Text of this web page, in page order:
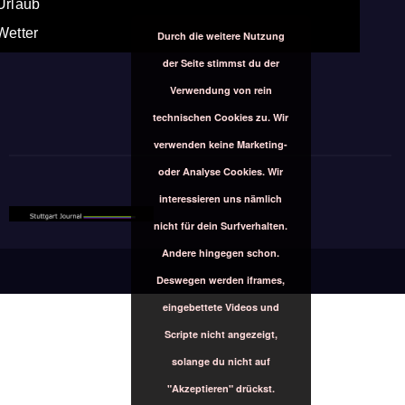
Durch die weitere Nutzung
der Seite stimmst du der
Verwendung von rein
technischen Cookies zu. Wir
verwenden keine Marketing-
oder Analyse Cookies. Wir
interessieren uns nämlich
nicht für dein Surfverhalten.
Andere hingegen schon.
Deswegen werden iframes,
eingebettete Videos und
Scripte nicht angezeigt,
solange du nicht auf
"Akzeptieren" drückst.